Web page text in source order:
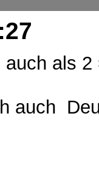
als
auch